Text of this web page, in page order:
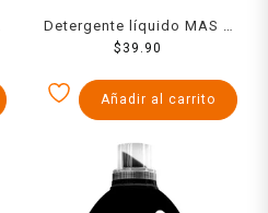
Detergente líquido MAS 3
en 1 renueva y florece 830
$ 39.90
Añadir al carrito